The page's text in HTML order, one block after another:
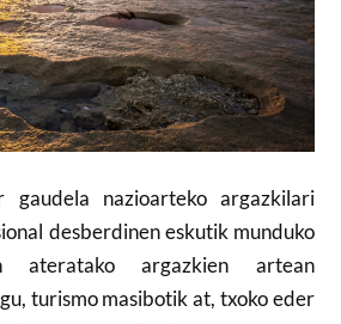
gaudela nazioarteko argazkilari
desberdinen eskutik munduko
ateratako argazkien artean
turismo masibotik at, txoko eder